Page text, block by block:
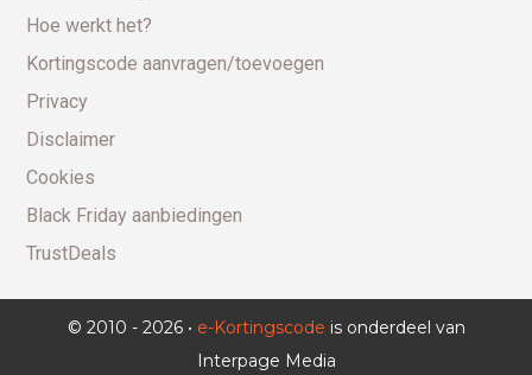
Hoe werkt het?
Kortingscode aanvragen/toevoegen
Privacy
Disclaimer
Cookies
Black Friday aanbiedingen
TrustDeals
© 2010 - 2026 • e-Kortingscode is onderdeel van
Interpage Media